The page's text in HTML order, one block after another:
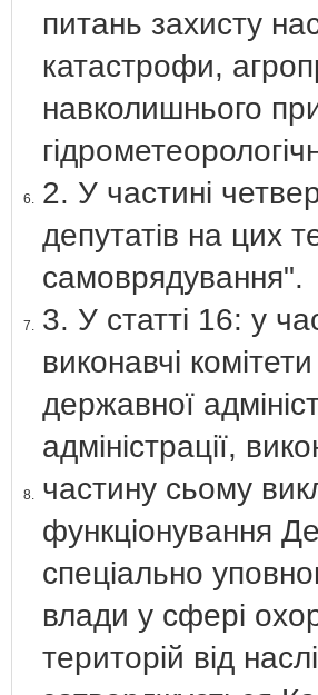
питань захисту
катастрофи,
навколишнього
6. 2. У частині
депутатів на цих
самоврядування".
7. 3. У статті 16: у
виконавчі
державної
адміністрації,
8. частину сьому
функціонування
спеціально
влади у сфері
територій від